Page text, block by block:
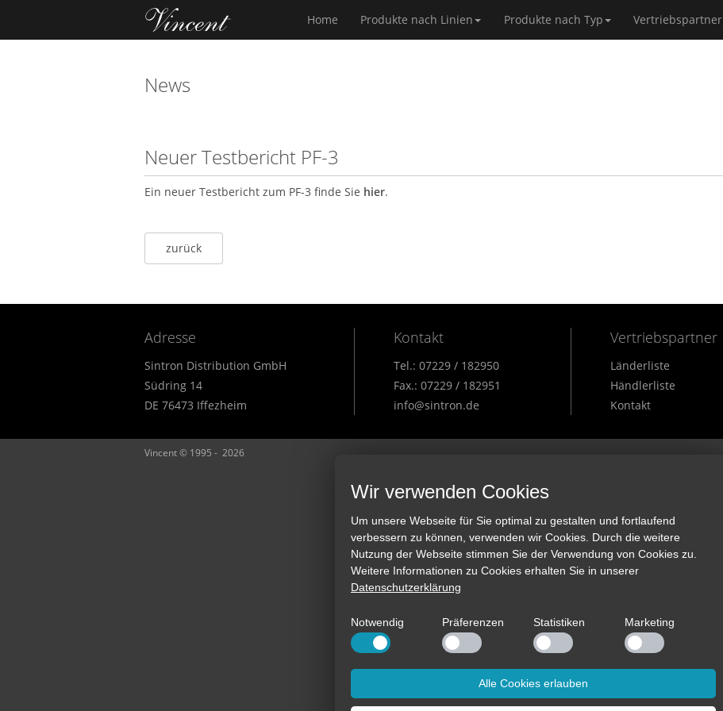
Wir verwenden Cookies
Um unsere Webseite für Sie optimal zu gestalten und fortlaufend
verbessern zu können, verwenden wir Cookies. Durch die weitere
Nutzung der Webseite stimmen Sie der Verwendung von Cookies zu.
Weitere Informationen zu Cookies erhalten Sie in unserer
Datenschutzerklärung
Notwendig Präferenzen Statistiken Marketing
Alle Cookies erlauben
Home Produkte nach Linien Produkte nach Typ Vertriebspartner
News
Neuer Testbericht PF-3
Ein neuer Testbericht zum PF-3 finde Sie hier.
zurück
Adresse
Sintron Distribution GmbH
Südring 14
DE 76473 Iffezheim
Kontakt
Tel.: 07229 / 182950
Fax.: 07229 / 182951
info@sintron.de
Vertriebspartner
Länderliste
Händlerliste
Kontakt
Vincent © 1995 - 2026